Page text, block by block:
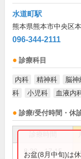
水道町駅
熊本県熊本市中央区
096-344-2111
診療科目
内科 精神科 脳
科
小児科 血液内
診療/受付時間・休
8:30～17:15
お盆(8月中旬)は